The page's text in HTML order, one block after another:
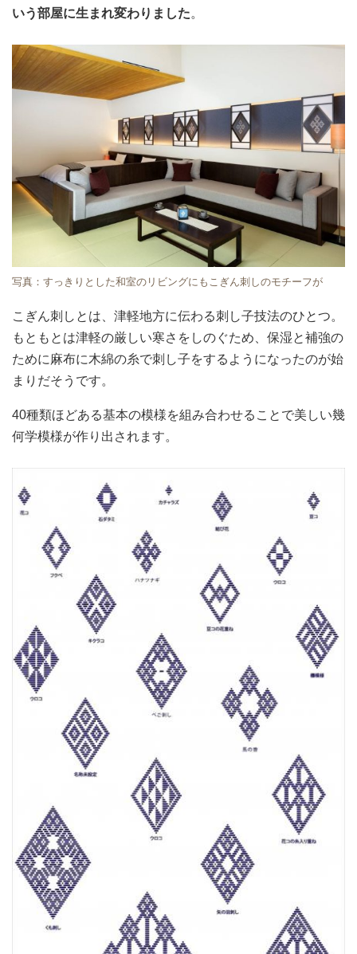
いう部屋に生まれ変わりました。
写真：すっきりとした和室のリビングにもこぎん刺しのモチーフが
こぎん刺しとは、津軽地方に伝わる刺し子技法のひとつ。
もともとは津軽の厳しい寒さをしのぐため、保湿と補強の
ために麻布に木綿の糸で刺し子をするようになったのが始
まりだそうです。
40種類ほどある基本の模様を組み合わせることで美しい幾
何学模様が作り出されます。